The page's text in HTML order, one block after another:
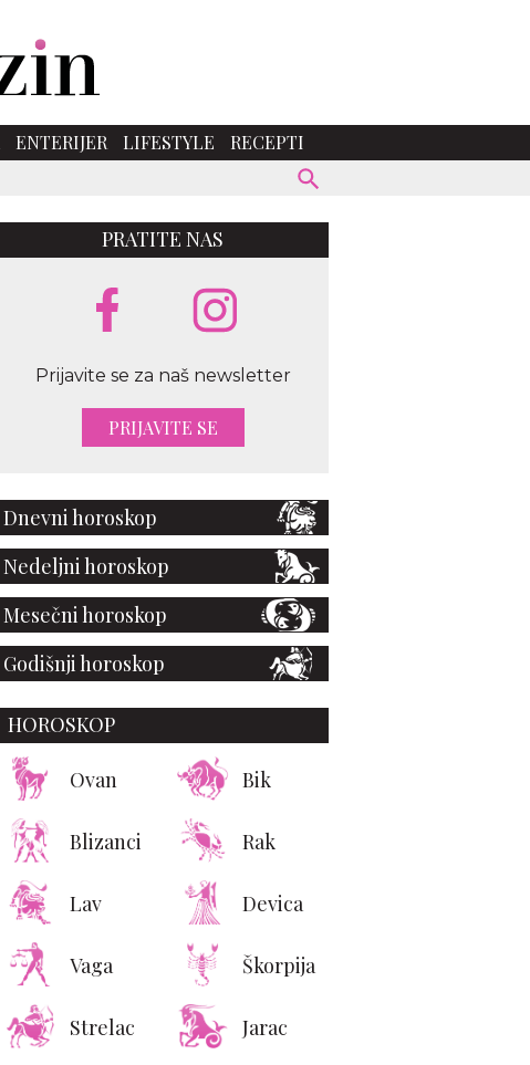
ENTERIJER LIFESTYLE
RECEPTI
PRATITE NAS
Prijavite se za naš newsletter
PRIJAVITE SE
Dnevni horoskop
Nedeljni horoskop
Mesečni horoskop
Godišnji horoskop
HOROSKOP
Ovan Bik
Blizanci Rak
Lav Devica
Vaga Škorpija
Strelac Jarac